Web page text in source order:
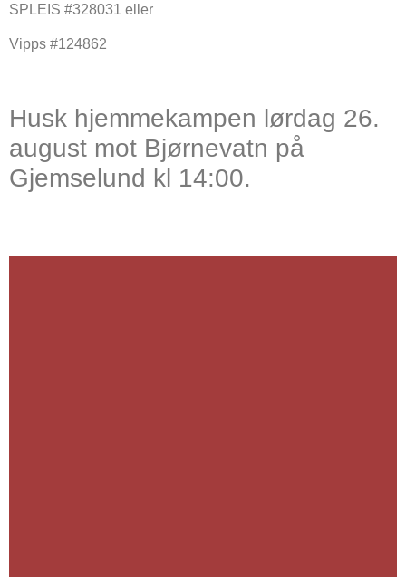
SPLEIS #328031 eller
Vipps #124862
Husk hjemmekampen lørdag 26.
august mot Bjørnevatn på
Gjemselund kl 14:00.